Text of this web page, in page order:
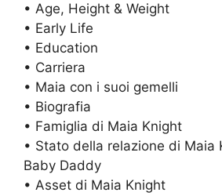
• Age, Height & Weight
• Early Life
• Education
• Carriera
• Maia con i suoi gemelli
• Biografia
• Famiglia di Maia Knight
• Stato della relazione di Maia
Baby Daddy
• Asset di Maia Knight